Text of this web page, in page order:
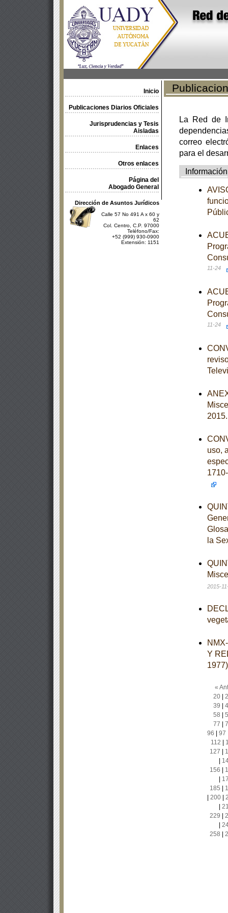
Inicio
Publicaciones Diarios Oficiales
Jurisprudencias y Tesis
Aisladas
Enlaces
Otros enlaces
Página del
Abogado General
Dirección de Asuntos Jurídicos
Calle 57 No 491 A x 60 y
62
Col. Centro, C.P. 97000
Teléfono/Fax:
+52 (999) 930-0900
Extensión: 1151
La Red de
correo
para el
Información
11-24
11-24
uso,
la
2015-
Y
«
20|
39
58
77
96
97
112
127
156
185
200|
229
258